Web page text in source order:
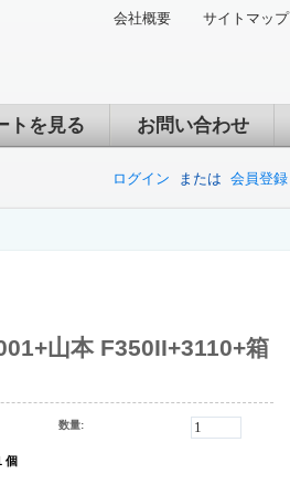
会社概要 サイトマップ
トを見る お問い合わせ
ログイン または 会員登録
山本 F350II+3110+箱
個
数量: